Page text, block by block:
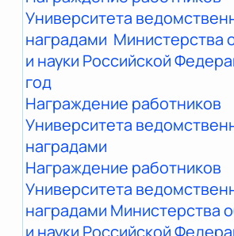
Университета
наградами Министерства
и науки Российской
год
Награждение работников
Университета
наградами
Награждение работников
Университета
наградами Министерства
и науки Российской